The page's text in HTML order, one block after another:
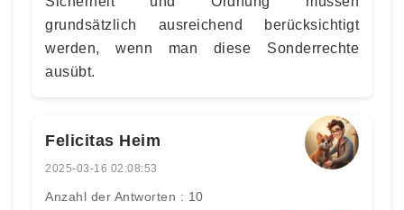
grundsätzlich ausreichend berücksichtigt
werden, wenn man diese Sonderrechte
ausübt.
Felicitas Heim
2025-03-16 02:08:53
Anzahl der Antworten : 10